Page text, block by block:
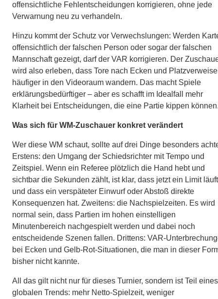
offensichtliche Fehlentscheidungen korrigieren, ohne jede
Verwarnung neu zu verhandeln.
Hinzu kommt der Schutz vor Verwechslungen: Werden
offensichtlich der falschen Person oder sogar der falschen
Mannschaft gezeigt, darf der VAR korrigieren. Der
wird also erleben, dass Tore nach Ecken und Platzverweise
häufiger in den Videoraum wandern. Das macht Spiele
erklärungsbedürftiger – aber es schafft im Idealfall mehr
Klarheit bei Entscheidungen, die eine Partie kippen
Was sich für WM-Zuschauer konkret verändert
Wer diese WM schaut, sollte auf drei Dinge besonders
Erstens: den Umgang der Schiedsrichter mit Tempo und
Zeitspiel. Wenn ein Referee plötzlich die Hand hebt und
sichtbar die Sekunden zählt, ist klar, dass jetzt ein Limit
und dass ein verspäteter Einwurf oder Abstoß direkte
Konsequenzen hat. Zweitens: die Nachspielzeiten. Es wird
normal sein, dass Partien im hohen einstelligen
Minutenbereich nachgespielt werden und dabei noch
entscheidende Szenen fallen. Drittens: VAR-
bei Ecken und Gelb-Rot-Situationen, die man in dieser
bisher nicht kannte.
All das gilt nicht nur für dieses Turnier, sondern ist Teil eines
globalen Trends: mehr Netto-Spielzeit, weniger